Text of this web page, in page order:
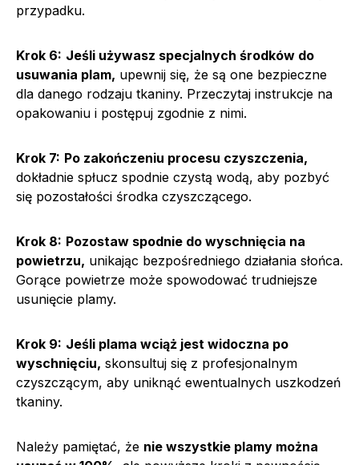
przypadku.
Krok 6: Jeśli używasz specjalnych środków do
usuwania plam, upewnij się, że są one bezpieczne
dla danego rodzaju tkaniny. Przeczytaj instrukcje na
opakowaniu i postępuj zgodnie z nimi.
Krok 7: Po zakończeniu procesu czyszczenia,
dokładnie spłucz spodnie czystą wodą, aby pozbyć
się pozostałości środka czyszczącego.
Krok 8: Pozostaw spodnie do wyschnięcia na
powietrzu, unikając bezpośredniego działania słońca.
Gorące powietrze może spowodować trudniejsze
usunięcie plamy.
Krok 9: Jeśli plama wciąż jest widoczna po
wyschnięciu, skonsultuj się z profesjonalnym
czyszczącym, aby uniknąć ewentualnych uszkodzeń
tkaniny.
Należy pamiętać, że nie wszystkie plamy można